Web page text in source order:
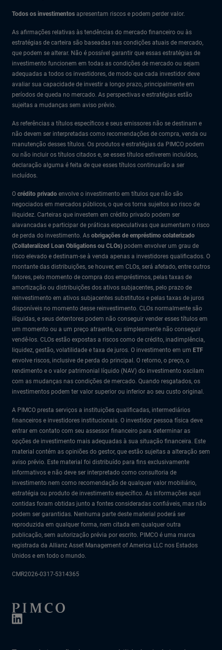
Todos os investimentos apresentam riscos e podem perder valor.
As afirmações relativas às tendências do mercado financeiro ou às
estratégias de carteira são baseadas nas condições atuais de mercado,
que podem se alterar. Não é possível garantir que essas estratégias de
investimento funcionem em todas as condições de mercado ou sejam
adequadas a todos os investidores, de modo que cada investidor deve
avaliar sua capacidade de investir a longo prazo, principalmente em
períodos de queda no mercado. As perspectivas e estratégias estão
sujeitas a mudanças sem aviso prévio.
As referências a títulos específicos e seus emissores não se destinam e
não devem ser interpretadas como recomendações de compra, venda ou
manutenção desses títulos. Os produtos e estratégias da PIMCO podem
ou não incluir os títulos citados e, se esses títulos estiverem incluídos,
declaração alguma é feita de que esses títulos continuarão a ser
incluídos.
O crédito privado envolve o investimento em títulos que não são
negociados em mercados públicos, o que os torna sujeitos ao risco de
iliquidez. Carteiras que investem em crédito privado podem ser
alavancadas e participar de práticas especulativas que aumentam o risco
de perda do investimento. As obrigações de empréstimo colaterizado
(Collateralized Loan Obligations ou CLOs) podem envolver um grau de
risco elevado e destinam-se à venda apenas a investidores qualificados. O
montante das distribuições, se houver, em CLOs, será afetado, entre outros
fatores, pelo momento de compra dos empréstimos, pelas taxas de
amortização ou distribuições dos ativos subjacentes, pelo prazo de
reinvestimento em ativos subjacentes substitutos e pelas taxas de juros
disponíveis no momento desse reinvestimento. CLOs normalmente são
ilíquidas, e seus detentores podem não conseguir vender esses títulos em
um momento ou a um preço atraente, ou simplesmente não conseguir
vendê-los. CLOs estão expostas a riscos como de crédito, inadimplência,
liquidez, gestão, volatilidade e taxa de juros. O investimento em um ETF
envolve riscos, inclusive de perda do principal. O retorno, o preço, o
rendimento e o valor patrimonial líquido (NAV) do investimento oscilam
com as mudanças nas condições de mercado. Quando resgatados, os
investimentos podem ter valor superior ou inferior ao seu custo original.
A PIMCO presta serviços a instituições qualificadas, intermediários
financeiros e investidores institucionais. O investidor pessoa física deve
entrar em contato com seu assessor financeiro para determinar as
opções de investimento mais adequadas à sua situação financeira. Este
material contém as opiniões do gestor, que estão sujeitas a alteração sem
aviso prévio. Este material foi distribuído para fins exclusivamente
informativos e não deve ser interpretado como consultoria de
investimento nem como recomendação de qualquer valor mobiliário,
estratégia ou produto de investimento específico. As informações aqui
contidas foram obtidas junto a fontes consideradas confiáveis, mas não
podem ser garantidas. Nenhuma parte deste material poderá ser
reproduzida em qualquer forma, nem citada em qualquer outra
publicação, sem autorização prévia por escrito. PIMCO é uma marca
registrada da Allianz Asset Management of America LLC nos Estados
Unidos e em todo o mundo.
CMR2026-0317-5314365